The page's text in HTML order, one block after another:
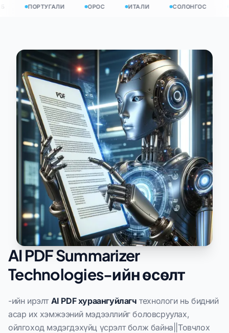
ПОРТУГАЛИ ОРОС ИТАЛИ СОЛОНГОС
AI PDF Summarizer
Technologies-ийн өсөлт
-ийн ирэлт AI PDF хураангуйлагч технологи нь бидний
асар их хэмжээний мэдээллийг боловсруулах,
ойлгоход мэдэгдэхүйц үсрэлт болж байна||Товчлох